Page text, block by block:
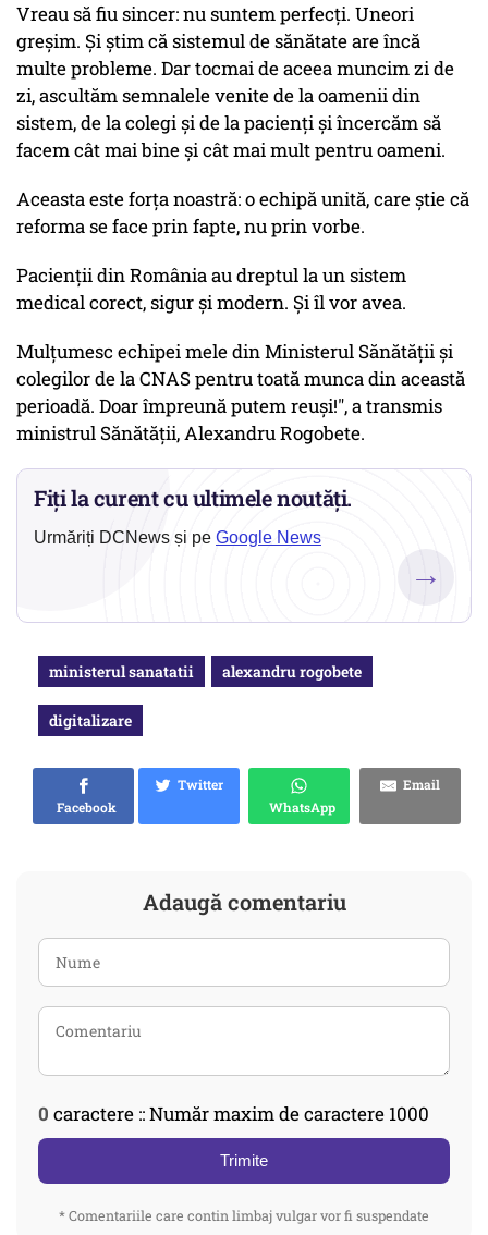
Vreau să fiu sincer: nu suntem perfecți. Uneori
greșim. Și știm că sistemul de sănătate are încă
multe probleme. Dar tocmai de aceea muncim zi de
zi, ascultăm semnalele venite de la oamenii din
sistem, de la colegi și de la pacienți și încercăm să
facem cât mai bine și cât mai mult pentru oameni.
Aceasta este forța noastră: o echipă unită, care știe că
reforma se face prin fapte, nu prin vorbe.
Pacienții din România au dreptul la un sistem
medical corect, sigur și modern. Și îl vor avea.
Mulțumesc echipei mele din Ministerul Sănătății și
colegilor de la CNAS pentru toată munca din această
perioadă. Doar împreună putem reuși!", a transmis
ministrul Sănătății,Alexandru Rogobete.
Fiți la curent cu ultimele noutăți.
Urmăriți DCNews și pe Google News
→
ministerul sanatatii alexandru rogobete
digitalizare
Facebook
Twitter
WhatsApp
Email
Adaugă comentariu
0 caractere :: Număr maxim de caractere 1000
Trimite
* Comentariile care contin limbaj vulgar vor fi suspendate